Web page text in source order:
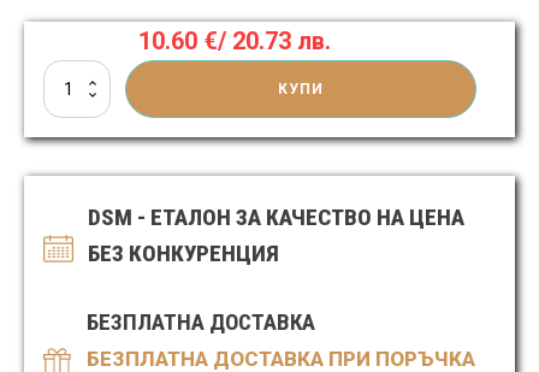
10.60 €/ 20.73 лв.
количество
за
крем
за
мляко,
мед,
пчелно
млечице
КУПИ
DSM - ЕТАЛОН ЗА КАЧЕСТВО НА ЦЕНА
БЕЗ КОНКУРЕНЦИЯ
БЕЗПЛАТНА ДОСТАВКА
БЕЗПЛАТНА ДОСТАВКА ПРИ ПОРЪЧКА